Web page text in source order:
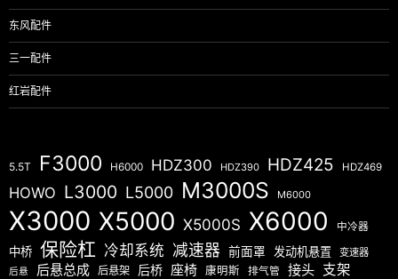
东风配件
三一配件
红岩配件
5.5T F3000 H6000 HDZ300 HDZ390 HDZ425 HDZ469
HOWO L3000 L5000 M3000S M6000
X3000 X5000 X5000S X6000 中冷器
中桥 保险杠 冷却系统 减速器 前面罩 发动机悬置 变速器
后悬 后悬总成 后悬架 后桥 座椅 康明斯 排气管 接头 支架